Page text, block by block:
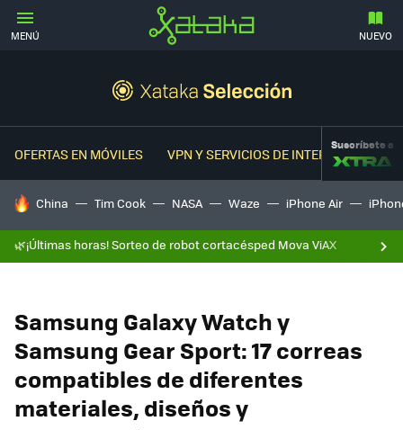
MENÚ NUEVO
OFERTAS EN MÓVILES VPN Y SERVICIOS DE INTERNETSuscríbete a
HOY SE HABLA DE
China Tim Cook NASA Waze iPhone Air
🌿¡Últimas horas! Sorteo de robot cortacésped Mova ViAX
Samsung Galaxy Watch y
Samsung Gear Sport: 17 correas
compatibles de diferentes
materiales, diseños y